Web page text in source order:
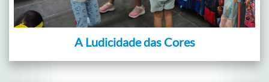
A Ludicidade das Cores